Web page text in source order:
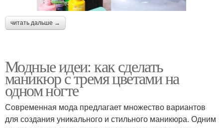
читать дальше →
Модные идеи: как сделать
маникюр с тремя цветами на
одном ногте
Современная мода предлагает множество вариантов
для создания уникального и стильного маникюра. Одним